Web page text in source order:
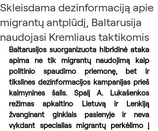
Skleisdama dezinformaciją apie
migrantų antplūdį, Baltarusija
naudojasi Kremliaus taktikomis
Baltarusijos suorganizuota hibridinė ataka
apima ne tik migrantų naudojimą kaip
politinio spaudimo priemonę, bet ir
tikslines dezinformacijos kampanijas prieš
kaimynines šalis. Spalį A. Lukašenkos
režimas apkaltino Lietuvą ir Lenkiją
žvanginant ginklais pasienyje ir neva
vykdant specialias migrantų perkėlimo į